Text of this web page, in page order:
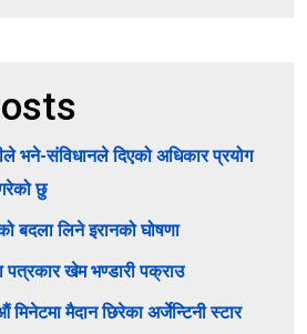
भने-संविधानले दिएको अधिकार प्रयोग
छु
बदला लिने इरानको घोषणा
पत्रकार खेम भण्डारी पक्राउ
मैदान छिरेका अर्जेन्टिनी स्टार